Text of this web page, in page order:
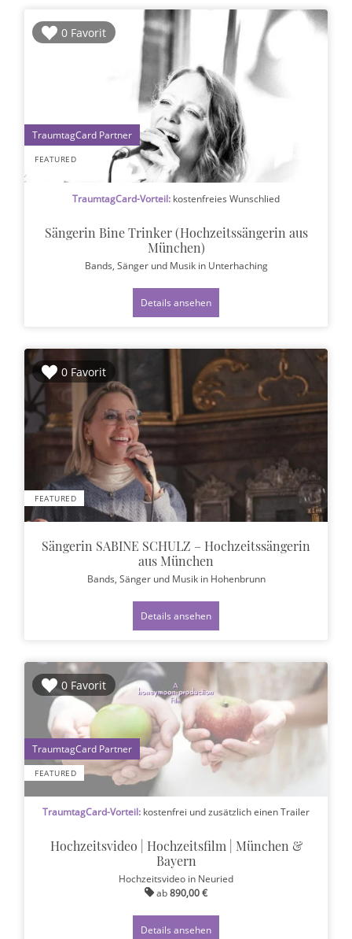
0 Favorit
FEATURED
1
TraumtagCard-Vorteil: kostenfreies Wunschlied
Sängerin Bine Trinker (Hochzeitssängerin aus
München)
Bands, Sänger und Musik in Unterhaching
Details ansehen
0 Favorit
FEATURED
Sängerin SABINE SCHULZ – Hochzeitssängerin
aus München
Bands, Sänger und Musik in Hohenbrunn
Details ansehen
0 Favorit
FEATURED
1
TraumtagCard-Vorteil: kostenfrei und zusätzlich einen Trailer
Hochzeitsvideo | Hochzeitsfilm | München &
Bayern
Hochzeitsvideo in Neuried
ab890,00 €
Details ansehen